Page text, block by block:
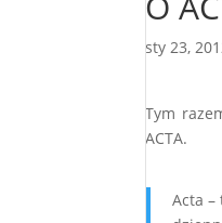
sty 23,
Tym
ACTA.
Acta